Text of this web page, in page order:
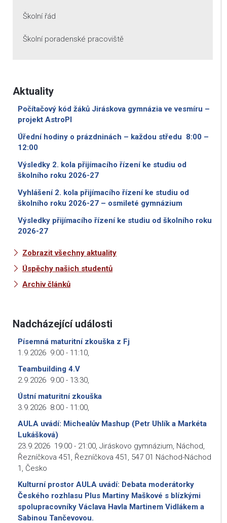
Školní řád
Školní poradenské pracoviště
Aktuality
Počítačový kód žáků Jiráskova gymnázia ve vesmíru –
projekt AstroPI
Úřední hodiny o prázdninách – každou středu 8:00 –
12:00
Výsledky 2. kola přijímacího řízení ke studiu od
školního roku 2026-27
Vyhlášení 2. kola přijímacího řízení ke studiu od
školního roku 2026-27 – osmileté gymnázium
Výsledky přijímacího řízení ke studiu od školního roku
2026-27
Zobrazit všechny aktuality
Úspěchy našich studentů
Archiv článků
Nadcházející události
Písemná maturitní zkouška z Fj
1.9.2026 9:00 - 11:10,
Teambuilding 4.V
2.9.2026 9:00 - 13:30,
Ústní maturitní zkouška
3.9.2026 8:00 - 11:00,
AULA uvádí: Michealův Mashup (Petr Uhlík a Markéta
Lukášková)
23.9.2026 19:00 - 21:00, Jiráskovo gymnázium, Náchod,
Řezníčkova 451, Řezníčkova 451, 547 01 Náchod-Náchod
1, Česko
Kulturní prostor AULA uvádí: Debata moderátorky
Českého rozhlasu Plus Martiny Maškové s blízkými
spolupracovníky Václava Havla Martinem Vidlákem a
Sabinou Tančevovou.